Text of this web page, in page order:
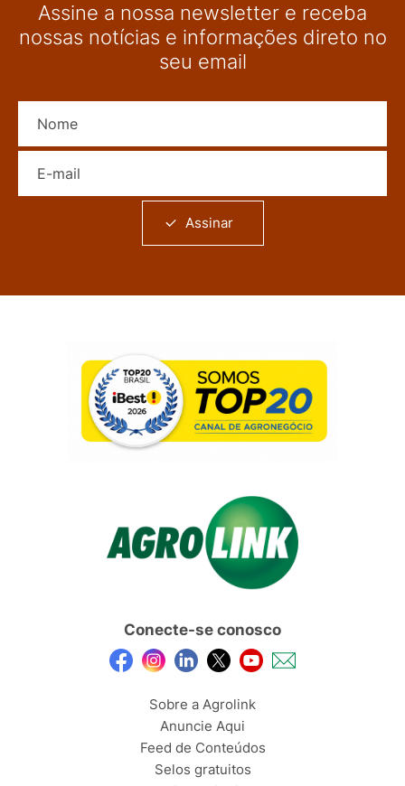
Assine a nossa newsletter e receba
nossas notícias e informações direto no
seu email
Assinar
Conecte-se conosco
Sobre a Agrolink
Anuncie Aqui
Feed de Conteúdos
Selos gratuitos